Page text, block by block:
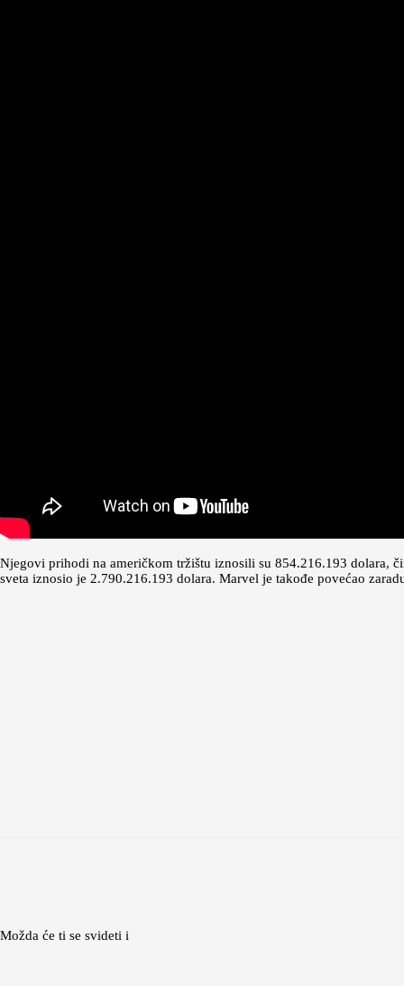
Njegovi prihodi na američkom tržištu iznosili su 854.216.193 dolara,
sveta iznosio je 2.790.216.193 dolara. Marvel je takođe povećao
Možda će ti se svideti i